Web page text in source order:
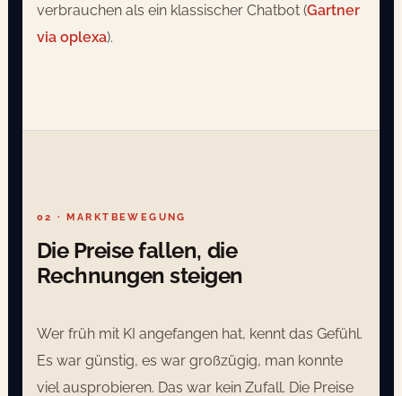
verbrauchen als ein klassischer Chatbot (Gartner
via oplexa).
02 · MARKTBEWEGUNG
Die Preise fallen, die
Rechnungen steigen
Wer früh mit KI angefangen hat, kennt das Gefühl.
Es war günstig, es war großzügig, man konnte
viel ausprobieren. Das war kein Zufall. Die Preise